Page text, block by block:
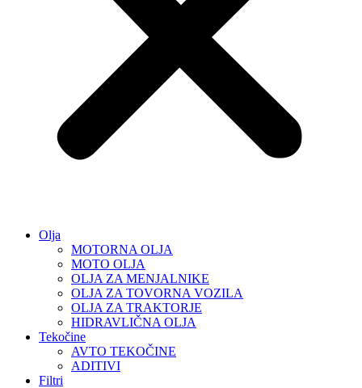
Olja
MOTORNA OLJA
MOTO OLJA
OLJA ZA MENJALNIKE
OLJA ZA TOVORNA VOZILA
OLJA ZA TRAKTORJE
HIDRAVLIČNA OLJA
Tekočine
AVTO TEKOČINE
ADITIVI
Filtri